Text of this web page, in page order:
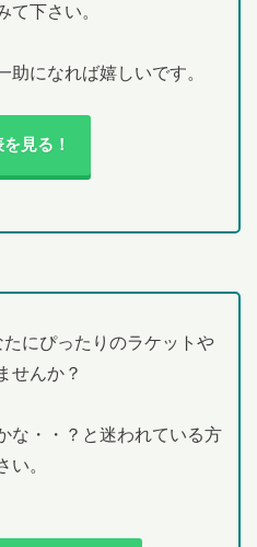
て下さい。
になれば嬉しいです。
見る！
にぴったりのラケットや
せんか？
な・・？と迷われている方
。